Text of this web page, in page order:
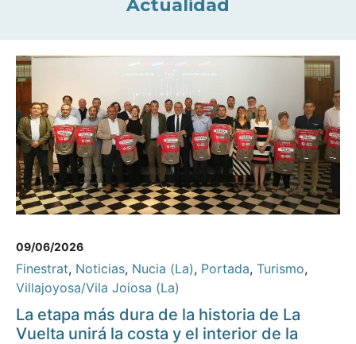
Actualidad
09/06/2026
Finestrat, Noticias, Nucia (La), Portada, Turismo,
Villajoyosa/Vila Joiosa (La)
La etapa más dura de la historia de La
Vuelta unirá la costa y el interior de la